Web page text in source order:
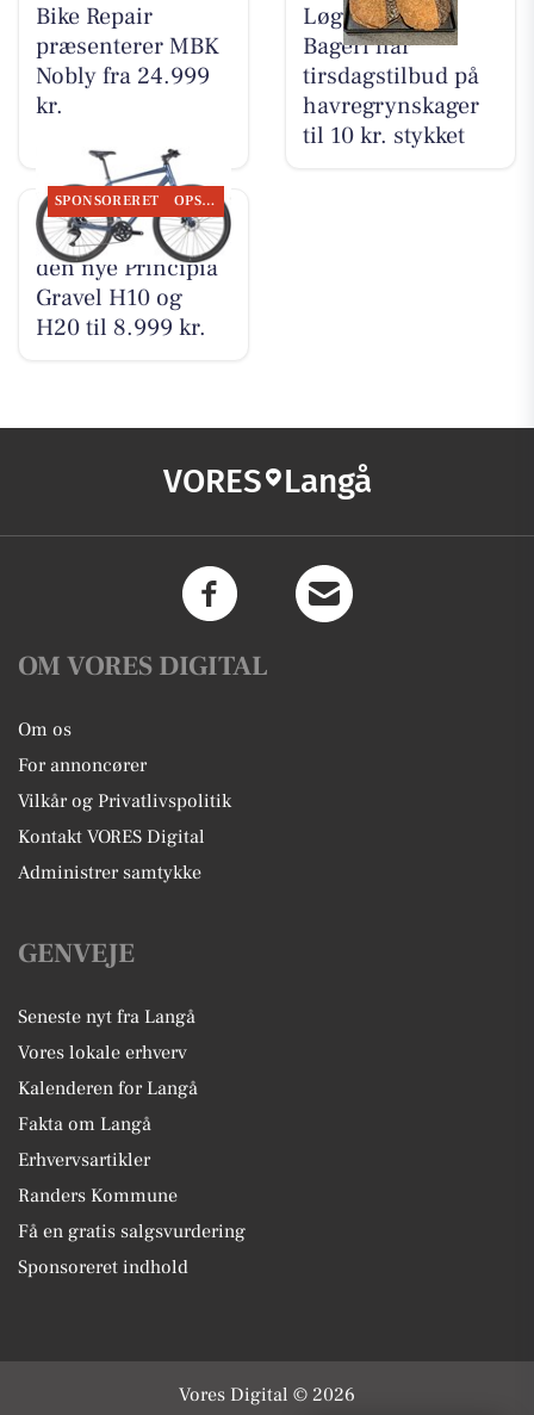
Bike Repair
præsenterer MBK
Nobly fra 24.999
kr.
Løgstørvejens
Bageri har
tirsdagstilbud på
havregrynskager
til 10 kr. stykket
SPONSORERET OPSLAGSTAVLEN
Bike Repair viser
den nye Principia
Gravel H10 og
H20 til 8.999 kr.
VORES Langå
OM VORES DIGITAL
Om os
For annoncører
Vilkår og Privatlivspolitik
Kontakt VORES Digital
Administrer samtykke
GENVEJE
Seneste nyt fra Langå
Vores lokale erhverv
Kalenderen for Langå
Fakta om Langå
Erhvervsartikler
Randers Kommune
Få en gratis salgsvurdering
Sponsoreret indhold
Vores Digital © 2026